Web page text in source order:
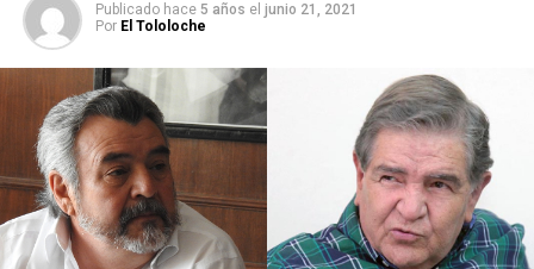
Publicado hace 5 años el junio 21, 2021
Por El Tololoche